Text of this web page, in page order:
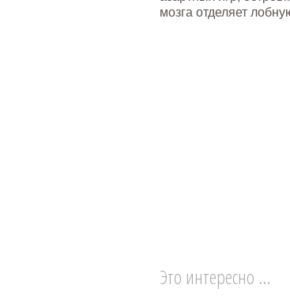
мозга отделяет
Это интересно ...